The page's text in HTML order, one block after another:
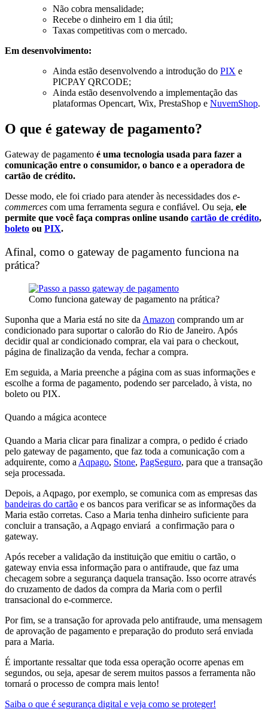
Não cobra mensalidade;
Recebe o dinheiro em 1 dia útil;
Taxas competitivas com o mercado.
Em desenvolvimento:
Ainda estão desenvolvendo a introdução do PIX e
PICPAY QRCODE;
Ainda estão desenvolvendo a implementação das
plataformas Opencart, Wix, PrestaShop e NuvemShop.
O que é gateway de pagamento?
Gateway de pagamento é uma tecnologia usada para fazer a
comunicação entre o consumidor, o banco e a operadora de
cartão de crédito.
Desse modo, ele foi criado para atender às necessidades dos e-
commerces com uma ferramenta segura e confiável. Ou seja, ele
permite que você faça compras online usando cartão de crédito,
boleto ou PIX.
Afinal, como o gateway de pagamento funciona na
prática?
Como funciona gateway de pagamento na prática?
Suponha que a Maria está no site da Amazon comprando um ar
condicionado para suportar o calorão do Rio de Janeiro. Após
decidir qual ar condicionado comprar, ela vai para o checkout,
página de finalização da venda, fechar a compra.
Em seguida, a Maria preenche a página com as suas informações e
escolhe a forma de pagamento, podendo ser parcelado, à vista, no
boleto ou PIX.
Quando a mágica acontece
Quando a Maria clicar para finalizar a compra, o pedido é criado
pelo gateway de pagamento, que faz toda a comunicação com a
adquirente, como a Aqpago, Stone, PagSeguro, para que a transação
seja processada.
Depois, a Aqpago, por exemplo, se comunica com as empresas das
bandeiras do cartão e os bancos para verificar se as informações da
Maria estão corretas. Caso a Maria tenha dinheiro suficiente para
concluir a transação, a Aqpago enviará a confirmação para o
gateway.
Após receber a validação da instituição que emitiu o cartão, o
gateway envia essa informação para o antifraude, que faz uma
checagem sobre a segurança daquela transação. Isso ocorre através
do cruzamento de dados da compra da Maria com o perfil
transacional do e-commerce.
Por fim, se a transação for aprovada pelo antifraude, uma mensagem
de aprovação de pagamento e preparação do produto será enviada
para a Maria.
É importante ressaltar que toda essa operação ocorre apenas em
segundos, ou seja, apesar de serem muitos passos a ferramenta não
tornará o processo de compra mais lento!
Saiba o que é segurança digital e veja como se proteger!